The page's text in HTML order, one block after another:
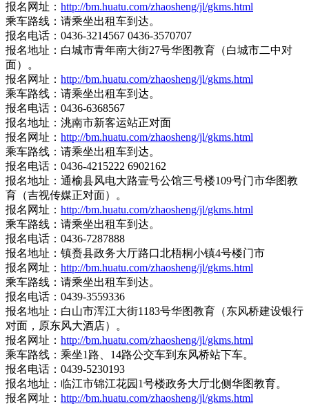
报名网址： http://bm.huatu.com/zhaosheng/jl/gkms.html
乘车路线：请乘坐出租车到达。
报名电话：0436-3214567 0436-3570707
报名地址：白城市青年南大街27号华图教育（白城市二中对
面）。
报名网址： http://bm.huatu.com/zhaosheng/jl/gkms.html
乘车路线：请乘坐出租车到达。
报名电话：0436-6368567
报名地址：洮南市新客运站正对面
报名网址： http://bm.huatu.com/zhaosheng/jl/gkms.html
乘车路线：请乘坐出租车到达。
报名电话：0436-4215222 6902162
报名地址：通榆县风电大路壹号公馆三号楼109号门市华图教
育（吉视传媒正对面）。
报名网址： http://bm.huatu.com/zhaosheng/jl/gkms.html
乘车路线：请乘坐出租车到达。
报名电话：0436-7287888
报名地址：镇赉县政务大厅路口北梧桐小镇4号楼门市
报名网址： http://bm.huatu.com/zhaosheng/jl/gkms.html
乘车路线：请乘坐出租车到达。
报名电话：0439-3559336
报名地址：白山市浑江大街1183号华图教育（东风桥建设银行
对面，原东风大酒店）。
报名网址： http://bm.huatu.com/zhaosheng/jl/gkms.html
乘车路线：乘坐1路、14路公交车到东风桥站下车。
报名电话：0439-5230193
报名地址：临江市锦江花园1号楼政务大厅北侧华图教育。
报名网址： http://bm.huatu.com/zhaosheng/jl/gkms.html